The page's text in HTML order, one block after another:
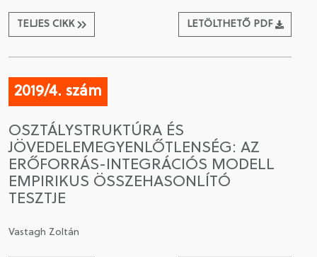
TELJES CIKK LETÖLTHETŐ PDF
2019/4. szám
OSZTÁLYSTRUKTÚRA ÉS
JÖVEDELEMEGYENLŐTLENSÉG: AZ
ERŐFORRÁS-INTEGRÁCIÓS MODELL
EMPIRIKUS ÖSSZEHASONLÍTÓ
TESZTJE
Vastagh Zoltán